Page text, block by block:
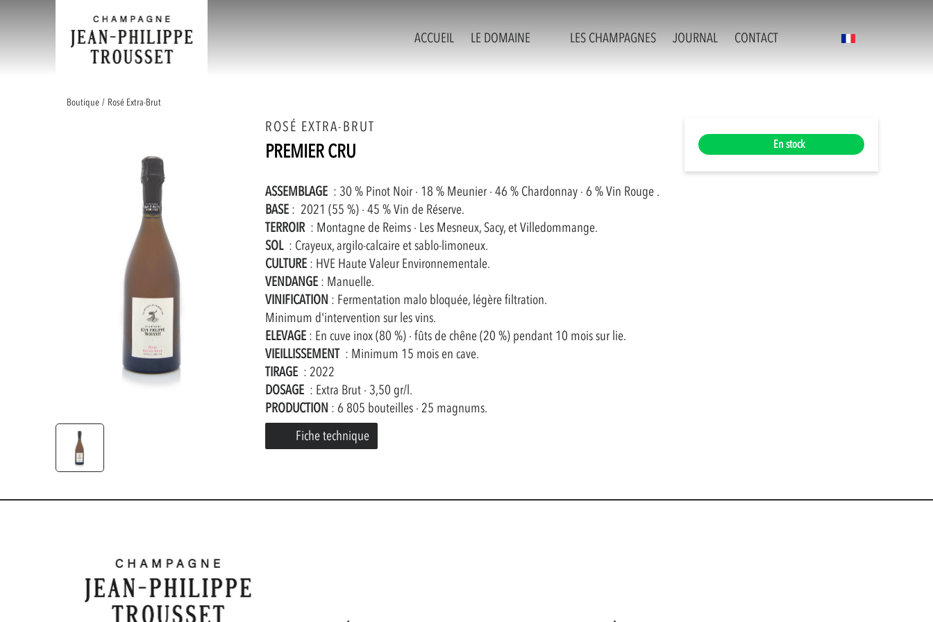
ACCUEIL LE DOMAINE LES CHAMPAGNES JOURNAL CONTACT
Boutique / Rosé Extra-Brut
ROSÉ EXTRA-BRUT
PREMIER CRU
ASSEMBLAGE: 30 % Pinot Noir · 18 % Meunier · 46 % Chardonnay · 6 % Vin Rouge.
BASE: 2021 (55 %) · 45 % Vin de Réserve.
TERROIR : Montagne de Reims · Les Mesneux, Sacy, et Villedommange.
SOL: Crayeux, argilo-calcaire et sablo-limoneux.
CULTURE: HVE Haute Valeur Environnementale.
VENDANGE: Manuelle.
VINIFICATION : Fermentation malo bloquée, légère filtration.
Minimum d'intervention sur les vins.
ELEVAGE: En cuve inox (80 %) · fûts de chêne (20 %) pendant 10 mois sur lie.
VIEILLISSEMENT : Minimum 15 mois en cave.
TIRAGE: 2022
DOSAGE: Extra Brut · 3,50 gr/l.
PRODUCTION : 6 805 bouteilles · 25 magnums.
Fiche technique
En stock